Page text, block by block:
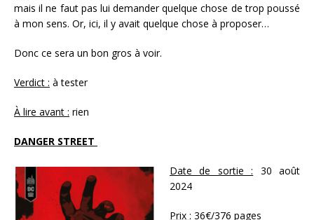
mais il ne faut pas lui demander quelque chose de trop poussé
à mon sens. Or, ici, il y avait quelque chose à proposer…
Donc ce sera un bon gros à voir.
Verdict : à tester
À lire avant : rien
DANGER STREET
Date de sortie : 30 août
2024
Prix : 36€/376 pages